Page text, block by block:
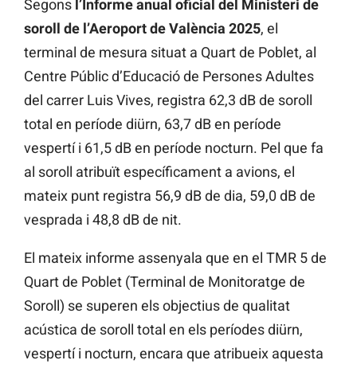
Segons l’Informe anual oficial del Ministeri de
soroll de l’Aeroport de València 2025, el
terminal de mesura situat a Quart de Poblet, al
Centre Públic d’Educació de Persones Adultes
del carrer Luis Vives, registra 62,3 dB de soroll
total en període diürn, 63,7 dB en període
vespertí i 61,5 dB en període nocturn. Pel que fa
al soroll atribuït específicament a avions, el
mateix punt registra 56,9 dB de dia, 59,0 dB de
vesprada i 48,8 dB de nit.
El mateix informe assenyala que en el TMR 5 de
Quart de Poblet (Terminal de Monitoratge de
Soroll) se superen els objectius de qualitat
acústica de soroll total en els períodes diürn,
vespertí i nocturn, encara que atribueix aquesta